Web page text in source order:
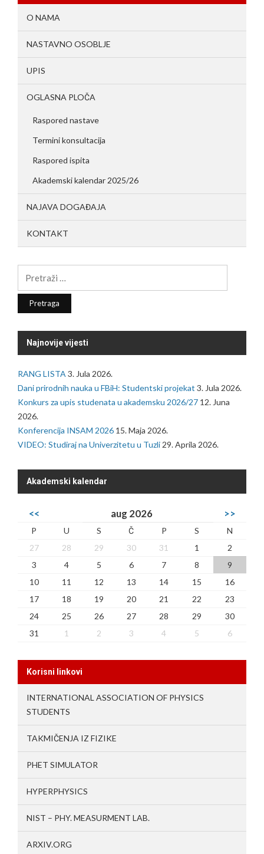
O NAMA
NASTAVNO OSOBLJE
UPIS
OGLASNA PLOČA
Raspored nastave
Termini konsultacija
Raspored ispita
Akademski kalendar 2025/26
NAJAVA DOGAĐAJA
KONTAKT
Najnovije vijesti
RANG LISTA 3. Jula 2026.
Dani prirodnih nauka u FBiH: Studentski projekat 3. Jula 2026.
Konkurs za upis studenata u akademsku 2026/27 12. Juna
2026.
Konferencija INSAM 2026 15. Maja 2026.
VIDEO: Studiraj na Univerzitetu u Tuzli 29. Aprila 2026.
Akademski kalendar
<< aug 2026 >>
P U S Č P S
N
27
28 29 30 31 1
2
3
4 5 6 7 8
9
10
11 12 13 14 15
16
17
18 19 20 21 22
23
24
25 26 27 28 29
30
31
1 2 3 4 5 6
Korisni linkovi
INTERNATIONAL ASSOCIATION OF PHYSICS
STUDENTS
TAKMIČENJA IZ FIZIKE
PHET SIMULATOR
HYPERPHYSICS
NIST – PHY. MEASURMENT LAB.
ARXIV.ORG